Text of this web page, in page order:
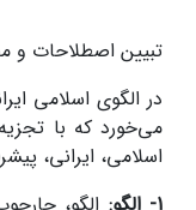
تبیین اصطلاحات و
در الگوی اسلامی
می‌خورد که با
اسلامی، ایرانی،